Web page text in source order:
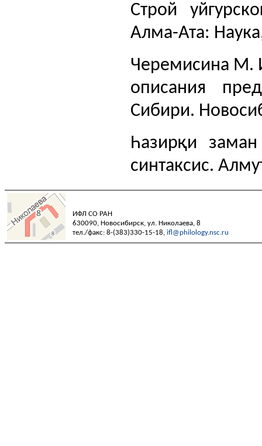
Строй
Алма-Ата:
Черемисина М.
описания
Сибири.
Һазирқи
синтаксис.
ИФЛ СО РАН
630090, Новосибирск, ул. Николаева, 8
тел./факс: 8-(383)330-15-18, ifl@philology.nsc.ru